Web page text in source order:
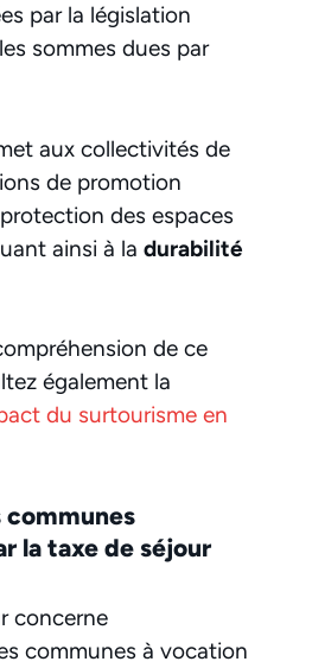
par la législation
sommes dues par
aux collectivités de
de promotion
des espaces
ainsi à la durabilité
de ce
également la
du surtourisme en
la taxe de séjour
concerne
communes à vocation